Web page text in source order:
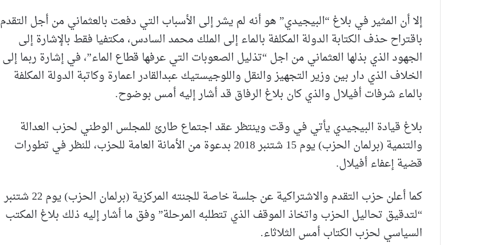
إلا أن المثير في بلاغ “البيجيدي” هو أنه لم يشر إلى الأسباب التي دفعت بالعثماني من أجل التقدم
باقتراح حذف الكتابة الدولة المكلفة بالماء إلى الملك محمد السادس، مكتفيا فقط بالإشارة إلى
الجهود الذي بذلها العثماني من اجل “تذليل الصعوبات التي عرفها قطاع الماء”، في إشارة ربما إلى
الخلاف الذي دار بين وزير التجهيز والنقل واللوجيستيك عبدالقادر اعمارة وكاتبة الدولة المكلفة
بالماء شرفات أفيلال والذي كان بلاغ الرفاق قد أشار إليه أمس بوضوح.
بلاغ قيادة البيجيدي يأتي في وقت وينتظر عقد اجتماع طارئ للمجلس الوطني لحزب العدالة
والتنمية (برلمان الحزب) يوم 15 شتنبر 2018 بدعوة من الأمانة العامة للحزب، للنظر في تطورات
قضية إعفاء أفيلال.
كما أعلن حزب التقدم والاشتراكية عن جلسة خاصة للجنته المركزية (برلمان الحزب) يوم 22 شتنبر
“لتدقيق تحاليل الحزب واتخاذ الموقف الذي تتطلبه المرحلة” وفق ما أشار إليه ذلك بلاغ المكتب
السياسي لحزب الكتاب أمس الثلاثاء.